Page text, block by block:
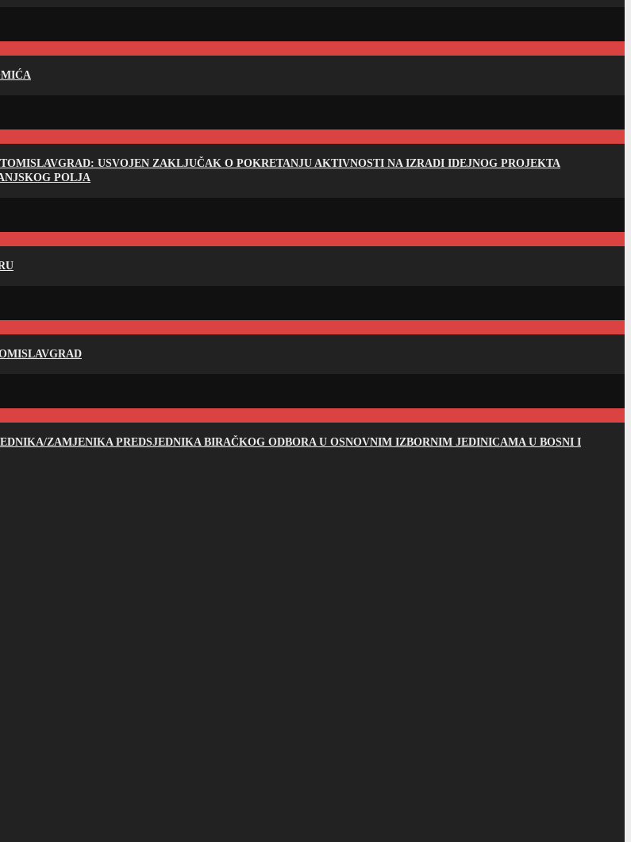
USVOJEN ZAKLJUČAK O POKRETANJU AKTIVNOSTI NA IZRADI IDEJNOG PROJEKTA
POLJA
ZAMJENIKA PREDSJEDNIKA BIRAČKOG ODBORA U OSNOVNIM IZBORNIM JEDINICAMA U BOSNI I